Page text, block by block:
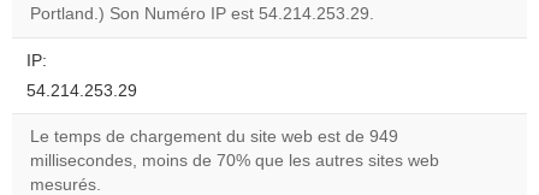
Do you
own this
OK
Portland.) Son Numéro IP est 54.214.253.29.
IP:
54.214.253.29
Le temps de chargement du site web est de 949
millisecondes, moins de 70% que les autres sites web
mesurés.